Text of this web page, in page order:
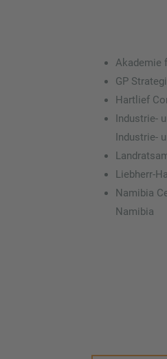
Akademie
GP
Hartlief
Industrie-
Industrie-
Liebherr-
Namibia
Namibia